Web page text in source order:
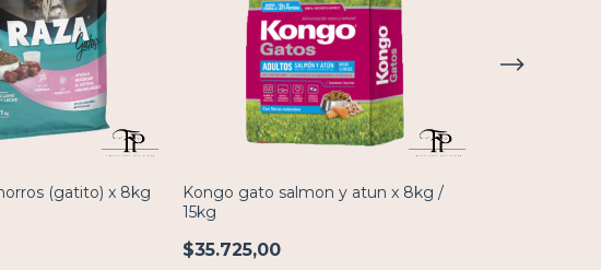
(gatito) x 8kg
Kongo gato salmon y atun x 8kg /
15kg
$35.725,00